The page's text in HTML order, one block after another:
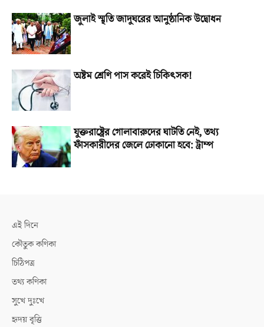
জুলাই স্মৃতি জাদুঘরের আনুষ্ঠানিক উদ্বোধন
অষ্টম শ্রেণি পাস করেই চিকিৎসক!
যুক্তরাষ্ট্রের গোলাবারুদের ঘাটতি নেই, তথ্য
ফাঁসকারীদের জেলে ঢোকানো হবে: ট্রাম্প
এই দিনে
কৌতুক কণিকা
চিঠিপত্র
তথ্য কণিকা
সুখে দুঃখে
হৃদয় বৃত্তি